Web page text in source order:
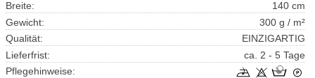
Breite:
140 cm
Gewicht:
300 g / m²
Qualität:
EINZIGARTIG
Lieferfrist:
ca. 2 - 5 Tage
Pflegehinweise: